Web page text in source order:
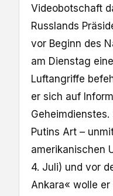
Videobotschaft
Russlands
vor Beginn des
am Dienstag
Luftangriffe
er sich auf
Putins Art –
amerikanischen
4. Juli) und vor
Ankara« wolle er